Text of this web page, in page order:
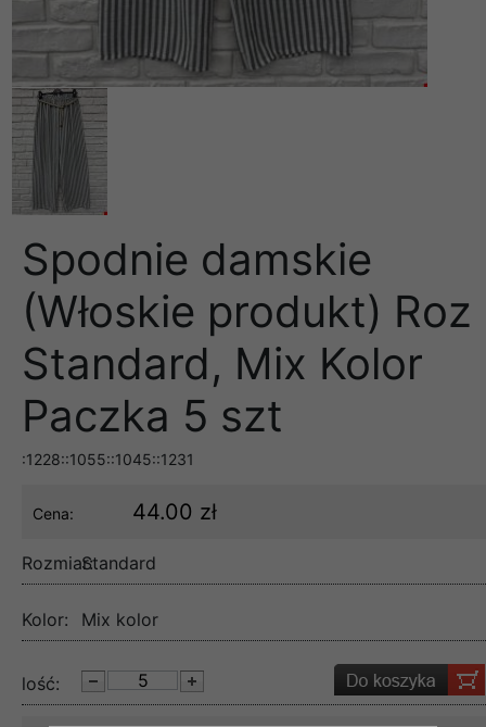
Spodnie damskie
(Włoskie produkt) Roz
Standard, Mix Kolor
Paczka 5 szt
:1228::1055::1045::1231
Cena: 44.00 zł
Rozmiar:Standard
Kolor: Mix kolor
lość: